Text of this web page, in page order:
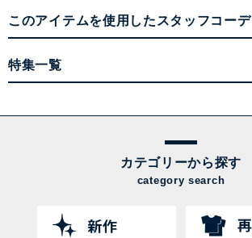
このアイテムを使用したスタッフコーデ
特集一覧
カテゴリーから探す
category search